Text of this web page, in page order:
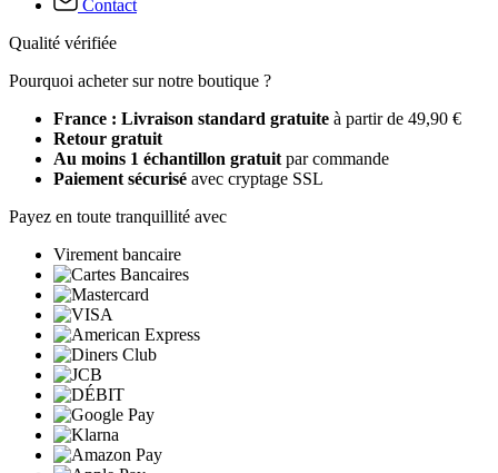
Contact
Qualité vérifiée
Pourquoi acheter sur notre boutique ?
France : Livraison standard gratuite à partir de 49,90 €
Retour gratuit
Au moins 1 échantillon gratuit par commande
Paiement sécurisé avec cryptage SSL
Payez en toute tranquillité avec
Virement bancaire